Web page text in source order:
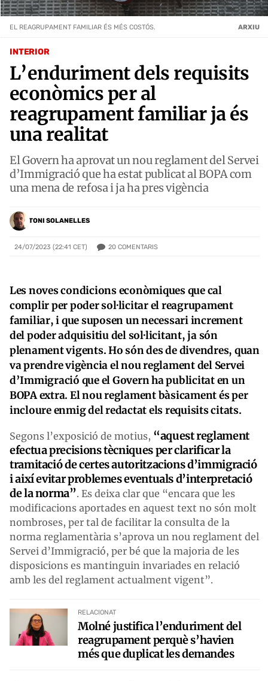
INTERIOR
L’enduriment dels requisits
econòmics per al
reagrupament familiar ja és
una realitat
El Govern ha aprovat un nou reglament del Servei
d’Immigració que ha estat publicat al BOPA com
una mena de refosa i ja ha pres vigència
TONI SOLANELLES
24/07/2023 (22:41 CET) 20 COMENTARIS
EL REAGRUPAMENT FAMILIAR ÉS MÉS COSTÓS. ARXIU
Les noves condicions econòmiques que cal
complir per poder sol·licitar el reagrupament
familiar, i que suposen un necessari increment
del poder adquisitiu del sol·licitant, ja són
plenament vigents. Ho són des de divendres, quan
va prendre vigència el nou reglament del Servei
d’Immigració que el Govern ha publicitat en un
BOPA extra. El nou reglament bàsicament és per
incloure enmig del redactat els requisits citats.
Segons l’exposició de motius, “aquest reglament
efectua precisions tècniques per clarificar la
tramitació de certes autoritzacions d’immigració
i així evitar problemes eventuals d’interpretació
de la norma”. Es deixa clar que “encara que les
modificacions aportades en aquest text no són molt
nombroses, per tal de facilitar la consulta de la
norma reglamentària s’aprova un nou reglament del
Servei d’Immigració, per bé que la majoria de les
disposicions es mantinguin invariades en relació
amb les del reglament actualment vigent”.
RELACIONAT
Molné justifica l’enduriment del
reagrupament perquè s’havien
més que duplicat les demandes